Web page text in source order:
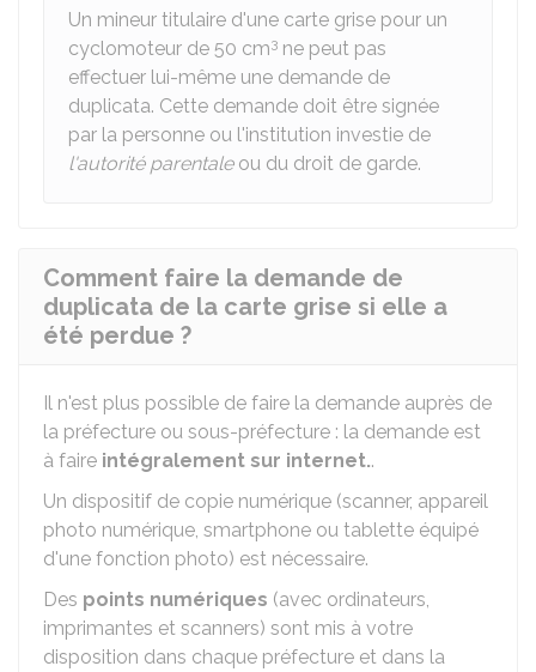
Un mineur titulaire d'une carte grise pour un
cyclomoteur de 50 cm3 ne peut pas
effectuer lui-même une demande de
duplicata. Cette demande doit être signée
par la personne ou l'institution investie de
l'autorité parentaleou du droit de garde.
Comment faire la demande de
duplicata de la carte grise si elle a
été perdue ?
Il n'est plus possible de faire la demande auprès de
la préfecture ou sous-préfecture : la demande est
à faire intégralement sur internet..
Un dispositif de copie numérique (scanner, appareil
photo numérique, smartphone ou tablette équipé
d'une fonction photo) est nécessaire.
Des points numériques (avec ordinateurs,
imprimantes et scanners) sont mis à votre
disposition dans chaque préfecture et dans la